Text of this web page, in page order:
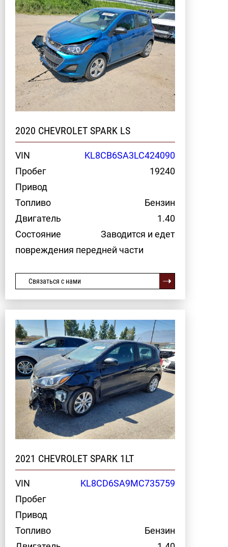
2020 CHEVROLET SPARK LS
VIN
KL8CB6SA3LC424090
Пробег
19240
Привод
Топливо
Бензин
Двигатель
1.40
Состояние
Заводится и едет
повреждения передней части
Связаться с нами
2021 CHEVROLET SPARK 1LT
VIN
KL8CD6SA9MC735759
Пробег
Привод
Топливо
Бензин